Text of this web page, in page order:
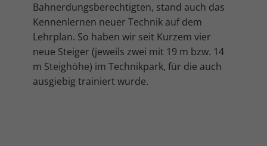
Bahnerdungsberechtigten, stand auch das
Kennenlernen neuer Technik auf dem
Lehrplan. So haben wir seit Kurzem vier
neue Steiger (jeweils zwei mit 19 m bzw. 14
m Steighöhe) im Technikpark, für die auch
ausgiebig trainiert wurde.